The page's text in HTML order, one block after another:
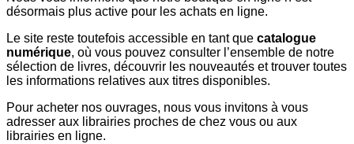
désormais plus active pour les achats en ligne.
Le site reste toutefois accessible en tant que catalogue
numérique, où vous pouvez consulter l’ensemble de notre
sélection de livres, découvrir les nouveautés et trouver toutes
les informations relatives aux titres disponibles.
Pour acheter nos ouvrages, nous vous invitons à vous
adresser aux librairies proches de chez vous ou aux
librairies en ligne.